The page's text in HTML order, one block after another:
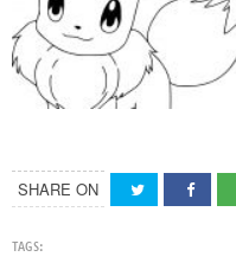
SHARE ON
TAGS: